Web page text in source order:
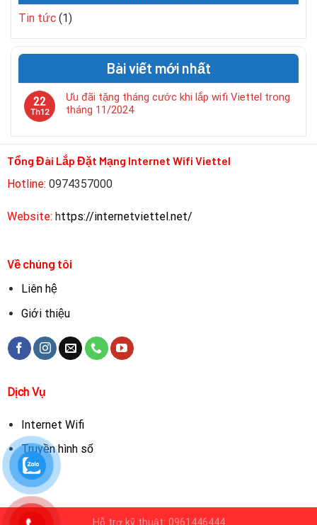
Tin tức (1)
Bài viết mới nhất
22
Th12
Ưu đãi tặng tháng cước khi lắp wifi Viettel trong
tháng 11/2024
Tổng Đài Lắp Đặt Mạng Internet Wifi Viettel
Hotline: 0974357000
Website: https://internetviettel.net/
Về chúng tôi
Liên hệ
Giới thiệu
Dịch Vụ
Internet Wifi
Truyền hình số